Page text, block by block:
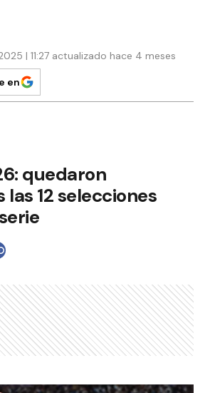
| 11:27 actualizado hace 4 meses
en
quedaron
12 selecciones